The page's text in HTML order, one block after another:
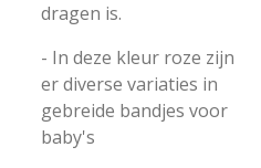
dragen is.
- In deze kleur roze zijn
er diverse variaties in
gebreide bandjes voor
baby's